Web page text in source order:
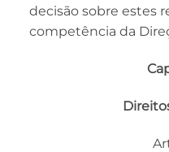
decisão sobre estes
competência da